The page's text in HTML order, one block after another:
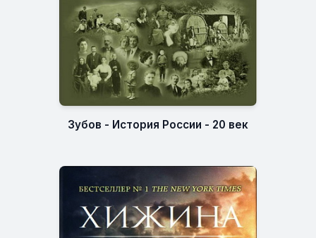
Зубов - История России - 20 век